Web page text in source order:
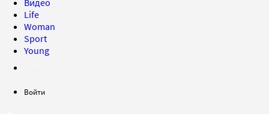
Видео
Life
Woman
Sport
Young
Войти